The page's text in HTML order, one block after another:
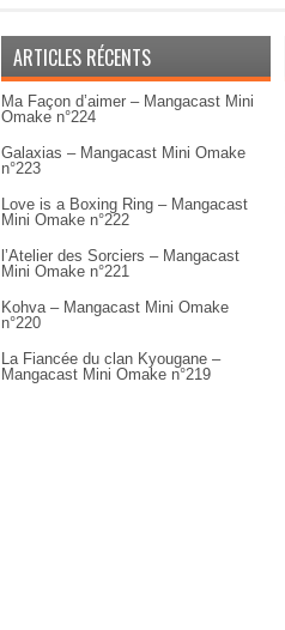
ARTICLES RÉCENTS
Ma Façon d’aimer – Mangacast Mini
Omake n°224
Galaxias – Mangacast Mini Omake
n°223
Love is a Boxing Ring – Mangacast
Mini Omake n°222
l’Atelier des Sorciers – Mangacast
Mini Omake n°221
Kohva – Mangacast Mini Omake
n°220
La Fiancée du clan Kyougane –
Mangacast Mini Omake n°219